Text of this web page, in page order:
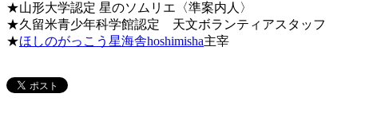
★山形大学認定 星のソムリエ〈準案内人〉
★久留米青少年科学館認定 天文ボランティアスタッフ
★ほしのがっこう星海舎hoshimisha主宰